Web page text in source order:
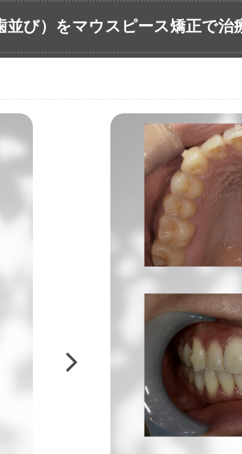
び）をマウスピース矯正で治